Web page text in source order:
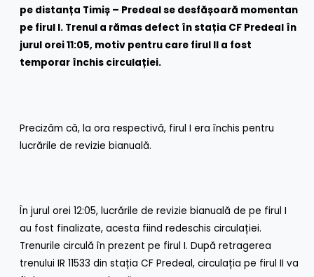
pe distanța Timiș – Predeal se desfășoară momentan
pe firul I. Trenul a rămas defect în stația CF Predeal în
jurul orei 11:05, motiv pentru care firul II a fost
temporar închis circulației.
Precizăm că, la ora respectivă, firul I era închis pentru
lucrările de revizie bianuală.
În jurul orei 12:05, lucrările de revizie bianuală de pe firul I
au fost finalizate, acesta fiind redeschis circulației.
Trenurile circulă în prezent pe firul I. După retragerea
trenului IR 11533 din stația CF Predeal, circulația pe firul II va